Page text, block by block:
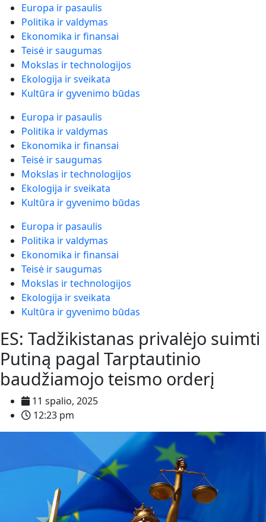
Europa ir pasaulis
Politika ir valdymas
Ekonomika ir finansai
Teisė ir saugumas
Mokslas ir technologijos
Ekologija ir sveikata
Kultūra ir gyvenimo būdas
Europa ir pasaulis
Politika ir valdymas
Ekonomika ir finansai
Teisė ir saugumas
Mokslas ir technologijos
Ekologija ir sveikata
Kultūra ir gyvenimo būdas
Europa ir pasaulis
Politika ir valdymas
Ekonomika ir finansai
Teisė ir saugumas
Mokslas ir technologijos
Ekologija ir sveikata
Kultūra ir gyvenimo būdas
ES: Tadžikistanas privalėjo suimti
Putiną pagal Tarptautinio
baudžiamojo teismo orderį
11 spalio, 2025
12:23 pm